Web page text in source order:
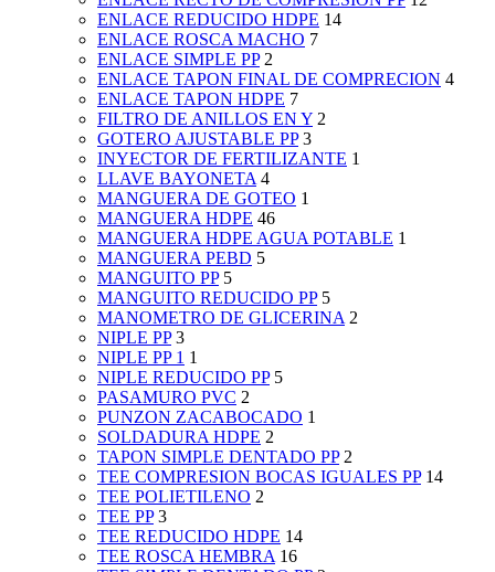
ENLACE REDUCIDO HDPE 14
ENLACE ROSCA MACHO 7
ENLACE SIMPLE PP 2
ENLACE TAPON FINAL DE COMPRECION 4
ENLACE TAPON HDPE 7
FILTRO DE ANILLOS EN Y 2
GOTERO AJUSTABLE PP 3
INYECTOR DE FERTILIZANTE 1
LLAVE BAYONETA 4
MANGUERA DE GOTEO 1
MANGUERA HDPE 46
MANGUERA HDPE AGUA POTABLE 1
MANGUERA PEBD 5
MANGUITO PP 5
MANGUITO REDUCIDO PP 5
MANOMETRO DE GLICERINA 2
NIPLE PP 3
NIPLE PP 1 1
NIPLE REDUCIDO PP 5
PASAMURO PVC 2
PUNZON ZACABOCADO 1
SOLDADURA HDPE 2
TAPON SIMPLE DENTADO PP 2
TEE COMPRESION BOCAS IGUALES PP 14
TEE POLIETILENO 2
TEE PP 3
TEE REDUCIDO HDPE 14
TEE ROSCA HEMBRA 16